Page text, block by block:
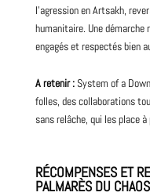
l’agression en Artsakh,
humanitaire. Une
engagés et respectés bien
A retenir :System of a
folles, des collaborations
sans relâche, qui les place
RÉCOMPENSES ET
PALMARÈS DU CHAOS